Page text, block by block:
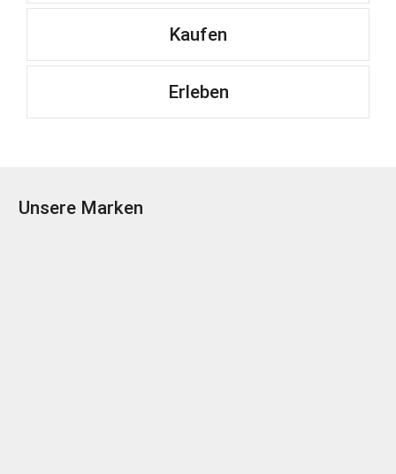
Kaufen
Erleben
Unsere Marken